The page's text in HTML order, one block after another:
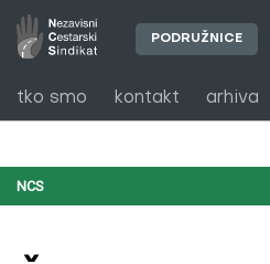
tko smo kontakt arhiva
PODRUŽNICE
NCS